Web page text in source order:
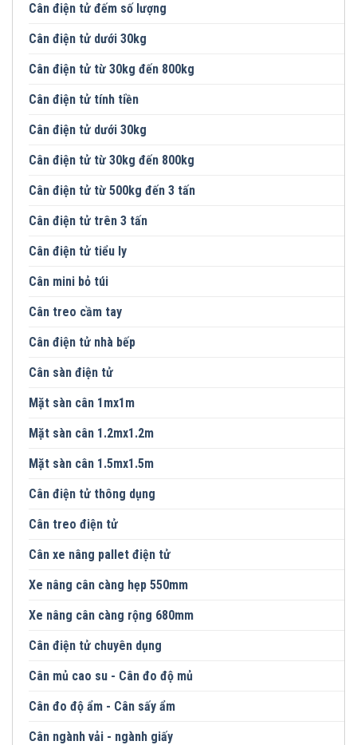
Cân điện tử đếm số lượng
Cân điện tử dưới 30kg
Cân điện tử từ 30kg đến 800kg
Cân điện tử tính tiền
Cân điện tử dưới 30kg
Cân điện tử từ 30kg đến 800kg
Cân điện tử từ 500kg đến 3 tấn
Cân điện tử trên 3 tấn
Cân điện tử tiểu ly
Cân mini bỏ túi
Cân treo cầm tay
Cân điện tử nhà bếp
Cân sàn điện tử
Mặt sàn cân 1mx1m
Mặt sàn cân 1.2mx1.2m
Mặt sàn cân 1.5mx1.5m
Cân điện tử thông dụng
Cân treo điện tử
Cân xe nâng pallet điện tử
Xe nâng cân càng hẹp 550mm
Xe nâng cân càng rộng 680mm
Cân điện tử chuyên dụng
Cân mủ cao su - Cân đo độ mủ
Cân đo độ ẩm - Cân sấy ẩm
Cân ngành vải - ngành giấy